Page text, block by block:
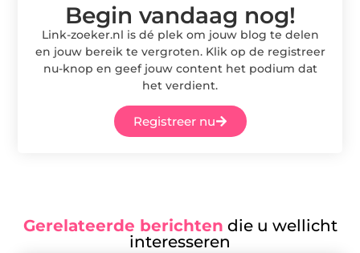
Begin vandaag nog!
Link-zoeker.nl is dé plek om jouw blog te delen
en jouw bereik te vergroten. Klik op de registreer
nu-knop en geef jouw content het podium dat
het verdient.
Registreer nu
Gerelateerde berichten die u wellicht
interesseren